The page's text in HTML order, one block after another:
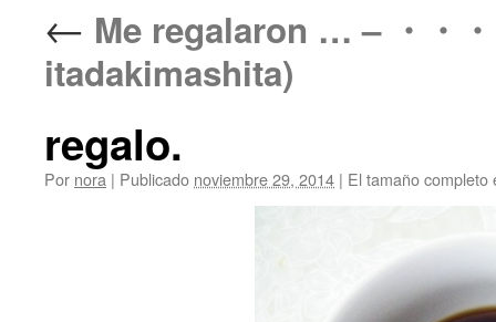
← Me regalaron … – ・・
itadakimashita)
regalo.
Por nora | Publicado noviembre 29, 2014 | El tamaño